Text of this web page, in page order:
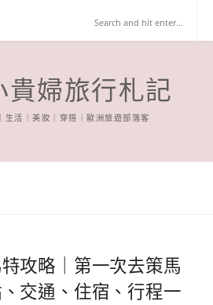
貴婦旅行札記
生活｜美妝｜穿搭｜歐洲旅遊部落客
攻略｜第一次去策馬
交通、住宿、行程一